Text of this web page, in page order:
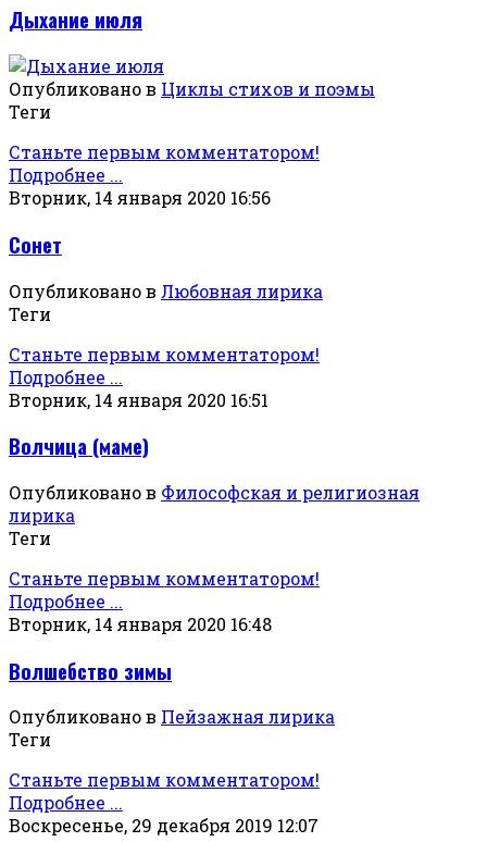
Дыхание июля
Опубликовано в Циклы стихов и поэмы
Теги
Станьте первым комментатором!
Подробнее ...
Вторник, 14 января 2020 16:56
Сонет
Опубликовано в Любовная лирика
Теги
Станьте первым комментатором!
Подробнее ...
Вторник, 14 января 2020 16:51
Волчица (маме)
Опубликовано в Философская и религиозная
лирика
Теги
Станьте первым комментатором!
Подробнее ...
Вторник, 14 января 2020 16:48
Волшебство зимы
Опубликовано в Пейзажная лирика
Теги
Станьте первым комментатором!
Подробнее ...
Воскресенье, 29 декабря 2019 12:07